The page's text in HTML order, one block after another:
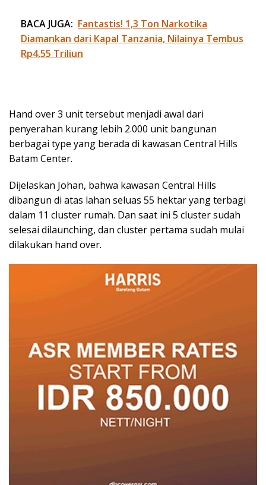
BACA JUGA: Fantastis! 1,3 Ton Narkotika
Diamankan dari Kapal Tanzania, Nilainya Tembus
Rp4,55 Triliun
Hand over 3 unit tersebut menjadi awal dari
penyerahan kurang lebih 2.000 unit bangunan
berbagai type yang berada di kawasan Central Hills
Batam Center.
Dijelaskan Johan, bahwa kawasan Central Hills
dibangun di atas lahan seluas 55 hektar yang terbagi
dalam 11 cluster rumah. Dan saat ini 5 cluster sudah
selesai dilaunching, dan cluster pertama sudah mulai
dilakukan hand over.